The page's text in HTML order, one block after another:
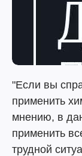
"Если вы
применить
мнению, в
применить
трудной